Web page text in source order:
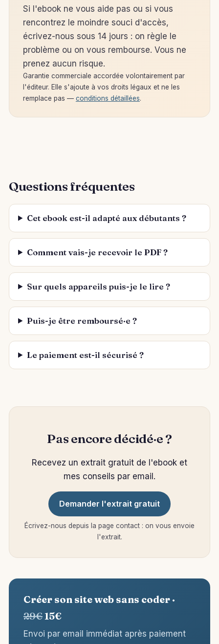
Si l'ebook ne vous aide pas ou si vous
rencontrez le moindre souci d'accès,
écrivez-nous sous 14 jours : on règle le
problème ou on vous rembourse. Vous ne
prenez aucun risque.
Garantie commerciale accordée volontairement par
l'éditeur. Elle s'ajoute à vos droits légaux et ne les
remplace pas — conditions détaillées.
Questions fréquentes
Cet ebook est-il adapté aux débutants ?
Comment vais-je recevoir le PDF ?
Sur quels appareils puis-je le lire ?
Puis-je être remboursé·e ?
Le paiement est-il sécurisé ?
Pas encore décidé·e ?
Recevez un extrait gratuit de l'ebook et
mes conseils par email.
Demander l'extrait gratuit
Écrivez-nous depuis la page contact : on vous envoie
l'extrait.
Créer son site web sans coder ·
29€15€
Envoi par email immédiat après paiement